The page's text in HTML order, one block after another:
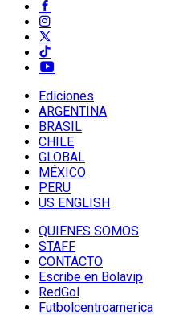
Ediciones
ARGENTINA
BRASIL
CHILE
GLOBAL
MÉXICO
PERU
US ENGLISH
QUIENES SOMOS
STAFF
CONTACTO
Escribe en Bolavip
RedGol
Futbolcentroamerica